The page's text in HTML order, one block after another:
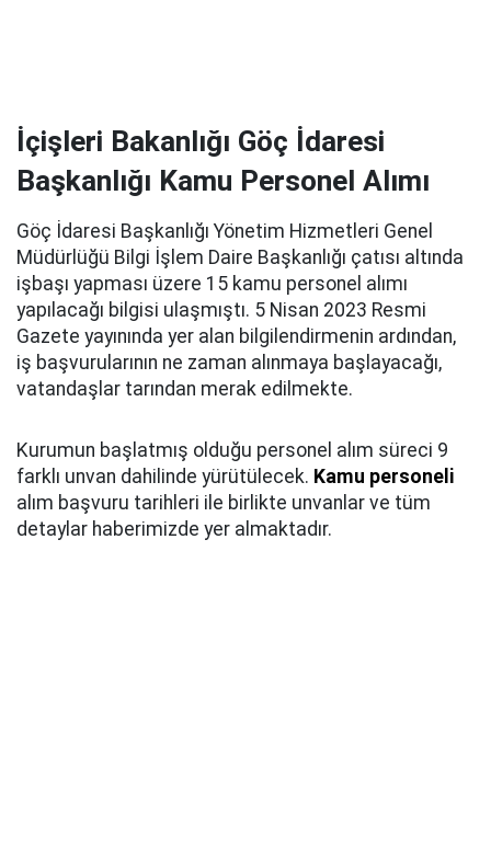
İçişleri Bakanlığı Göç İdaresi
Başkanlığı Kamu Personel Alımı
Göç İdaresi Başkanlığı Yönetim Hizmetleri Genel
Müdürlüğü Bilgi İşlem Daire Başkanlığı çatısı altında
işbaşı yapması üzere 15 kamu personel alımı
yapılacağı bilgisi ulaşmıştı. 5 Nisan 2023 Resmi
Gazete yayınında yer alan bilgilendirmenin ardından,
iş başvurularının ne zaman alınmaya başlayacağı,
vatandaşlar tarından merak edilmekte.
Kurumun başlatmış olduğu personel alım süreci 9
farklı unvan dahilinde yürütülecek. Kamu personeli
alım başvuru tarihleri ile birlikte unvanlar ve tüm
detaylar haberimizde yer almaktadır.